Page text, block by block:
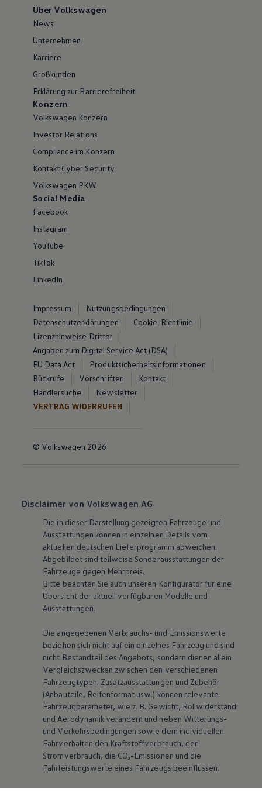
Über Volkswagen
News
Unternehmen
Karriere
Großkunden
Erklärung zur Barrierefreiheit
Konzern
Volkswagen Konzern
Investor Relations
Compliance im Konzern
Kontakt Cyber Security
Volkswagen PKW
Social Media
Facebook
Instagram
YouTube
TikTok
LinkedIn
Impressum
Nutzungsbedingungen
Datenschutzerklärungen
Cookie-Richtlinie
Lizenzhinweise Dritter
Angaben zum Digital Service Act (DSA)
EU Data Act
Produktsicherheitsinformationen
Rückrufe
Vorschriften
Kontakt
Händlersuche
Newsletter
VERTRAG WIDERRUFEN
© Volkswagen 2026
Disclaimer von Volkswagen AG
Die in dieser Darstellung gezeigten Fahrzeuge und
Ausstattungen können in einzelnen Details vom
aktuellen deutschen Lieferprogramm abweichen.
Abgebildet sind teilweise Sonderausstattungen der
Fahrzeuge gegen Mehrpreis.
Bitte beachten Sie auch unseren Konfigurator für eine
Übersicht der aktuell verfügbaren Modelle und
Ausstattungen.
Die angegebenen Verbrauchs- und Emissionswerte
beziehen sich nicht auf ein einzelnes Fahrzeug und sind
nicht Bestandteil des Angebots, sondern dienen allein
Vergleichszwecken zwischen den verschiedenen
Fahrzeugtypen. Zusatzausstattungen und Zubehör
(Anbauteile, Reifenformat usw.) können relevante
Fahrzeugparameter, wie z. B. Gewicht, Rollwiderstand
und Aerodynamik verändern und neben Witterungs-
und Verkehrsbedingungen sowie dem individuellen
Fahrverhalten den Kraftstoffverbrauch, den
Stromverbrauch, die CO₂-Emissionen und die
Fahrleistungswerte eines Fahrzeugs beeinflussen.